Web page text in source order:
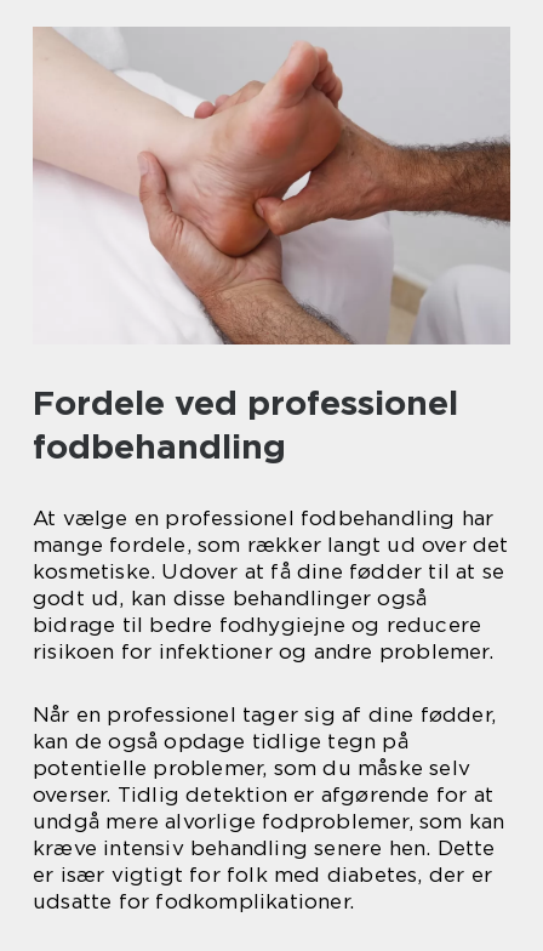
Fordele ved professionel
fodbehandling
At vælge en professionel fodbehandling har
mange fordele, som rækker langt ud over det
kosmetiske. Udover at få dine fødder til at se
godt ud, kan disse behandlinger også
bidrage til bedre fodhygiejne og reducere
risikoen for infektioner og andre problemer.
Når en professionel tager sig af dine fødder,
kan de også opdage tidlige tegn på
potentielle problemer, som du måske selv
overser. Tidlig detektion er afgørende for at
undgå mere alvorlige fodproblemer, som kan
kræve intensiv behandling senere hen. Dette
er især vigtigt for folk med diabetes, der er
udsatte for fodkomplikationer.